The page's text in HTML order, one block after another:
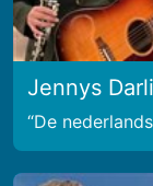
Jennys
De